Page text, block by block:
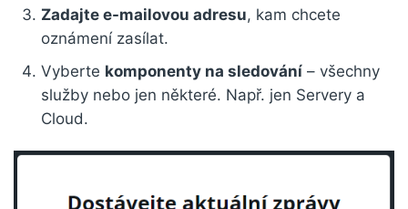
Zadajte e-mailovou adresu, kam chcete
oznámení zasílat.
Vyberte komponenty na sledování – všechny
služby nebo jen některé. Např. jen Servery a
Cloud.